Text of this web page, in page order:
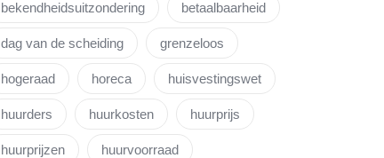
bekendheidsuitzondering betaalbaarheid
dag van de scheiding grenzeloos
hogeraad horeca huisvestingswet
huurders huurkosten huurprijs
huurprijzen huurvoorraad